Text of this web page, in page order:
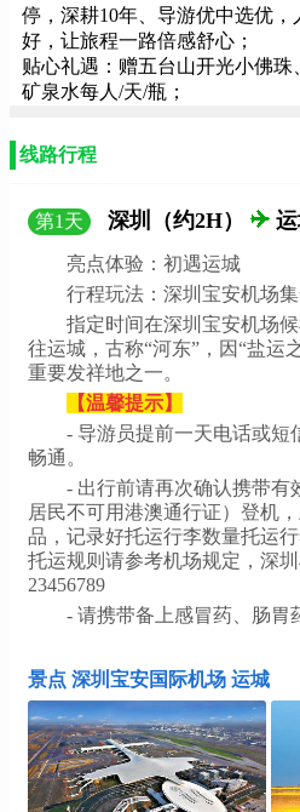
停，深耕10年、导游优中选优
好，让旅程一路倍感舒心；
贴心礼遇：赠五台山开光小佛珠
矿泉水每人/天/瓶；
线路行程
第1 天 深圳（约2H）
亮点体验：初遇运城
行程玩法：深圳宝安机场
指定时间在深圳宝安机场
往运城，古称“河东”，因“盐运
重要发祥地之一。
【温馨提示】
- 导游员提前一天电话或短
畅通。
- 出行前请再次确认携带有
居民不可用港澳通行证）登机
品，记录好托运行李数量托运
托运规则请参考机场规定，深
23456789
- 请携带备上感冒药、肠胃
景点 深圳宝安国际机场 运城